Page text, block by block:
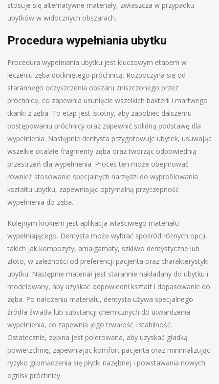
stosuje się alternatywne materiały, zwłaszcza w przypadku
ubytków w widocznych obszarach.
Procedura wypełniania ubytku
Procedura wypełniania ubytku jest kluczowym etapem w
leczeniu zęba dotkniętego próchnicą. Rozpoczyna się od
starannego oczyszczenia obszaru zniszczonego przez
próchnicę, co zapewnia usunięcie wszelkich bakterii i martwego
tkanki z zęba. To etap jest istotny, aby zapobiec dalszemu
postępowaniu próchnicy oraz zapewnić solidną podstawę dla
wypełnienia. Następnie dentysta przygotowuje ubytek, usuwając
wszelkie ocalałe fragmenty zęba oraz tworząc odpowiednią
przestrzeń dla wypełnienia. Proces ten może obejmować
również stosowanie specjalnych narzędzi do wyprofilowania
kształtu ubytku, zapewniając optymalną przyczepność
wypełnienia do zęba.
Kolejnym krokiem jest aplikacja właściwego materiału
wypełniającego. Dentysta może wybrać spośród różnych opcji,
takich jak kompozyty, amalgamaty, szkliwo dentystyczne lub
złoto, w zależności od preferencji pacjenta oraz charakterystyki
ubytku. Następnie materiał jest starannie nakładany do ubytku i
modelowany, aby uzyskać odpowiedni kształt i dopasowanie do
zęba. Po nałożeniu materiału, dentysta używa specjalnego
źródła światła lub substancji chemicznych do utwardzenia
wypełnienia, co zapewnia jego trwałość i stabilność.
Ostatecznie, zębina jest polerowana, aby uzyskać gładką
powierzchnię, zapewniając komfort pacjenta oraz minimalizując
ryzyko gromadzenia się płytki nazębnej i powstawania nowych
ognisk próchnicy.